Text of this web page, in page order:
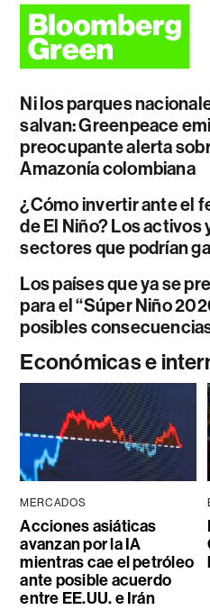
Ni los parques
salvan: Greenpeace
preocupante alerta
Amazonía colombiana
¿Cómo invertir ante el
de El Niño? Los activos
sectores que podrían
Los países que ya se
para el “Súper Niño
posibles
Económicas e
MERCADOS
Acciones asiáticas
avanzan por la IA
mientras cae el petróleo
ante posible acuerdo
entre EE.UU. e Irán